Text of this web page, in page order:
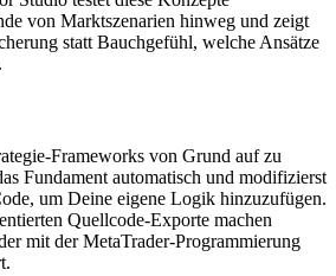
von Marktszenarien hinweg und zeigt
statt Bauchgefühl, welche Ansätze
Frameworks von Grund auf zu
Fundament automatisch und modifizierst
um Deine eigene Logik hinzuzufügen.
Quellcode-Exporte machen
mit der MetaTrader-Programmierung